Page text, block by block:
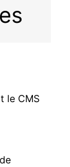
le CMS